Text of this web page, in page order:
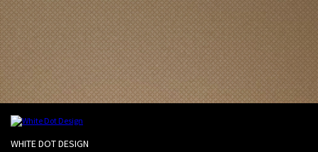
WHITE DOT DESIGN